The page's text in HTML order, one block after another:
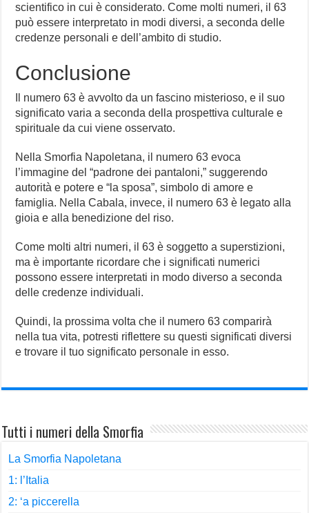
scientifico in cui è considerato. Come molti numeri, il 63
può essere interpretato in modi diversi, a seconda delle
credenze personali e dell’ambito di studio.
Conclusione
Il numero 63 è avvolto da un fascino misterioso, e il suo
significato varia a seconda della prospettiva culturale e
spirituale da cui viene osservato.
Nella Smorfia Napoletana, il numero 63 evoca
l’immagine del “padrone dei pantaloni,” suggerendo
autorità e potere e “la sposa”, simbolo di amore e
famiglia. Nella Cabala, invece, il numero 63 è legato alla
gioia e alla benedizione del riso.
Come molti altri numeri, il 63 è soggetto a superstizioni,
ma è importante ricordare che i significati numerici
possono essere interpretati in modo diverso a seconda
delle credenze individuali.
Quindi, la prossima volta che il numero 63 comparirà
nella tua vita, potresti riflettere su questi significati diversi
e trovare il tuo significato personale in esso.
Tutti i numeri della Smorfia
La Smorfia Napoletana
1: l’Italia
2: ‘a piccerella